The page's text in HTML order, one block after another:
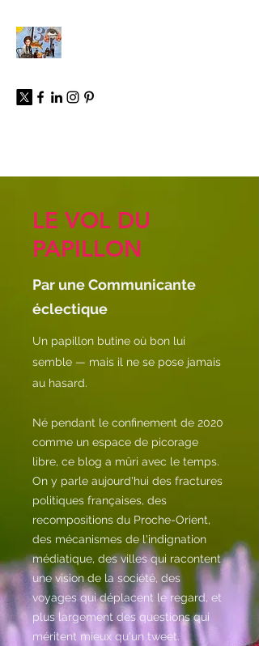
LE VOL DU
PAPILLON
Par une Communicante
éclectique
Un papillon butine où bon lui
semble — mais il ne se pose jamais
au hasard.
Né pendant le confinement de 2020
comme un espace de picorage
libre, ce blog a mûri avec le temps.
On y parle aujourd'hui des fractures
politiques françaises, des
recompositions du Proche-Orient,
des mécanismes de l'indignation
médiatique, des villes qui racontent
une vision de la société, des
voyages qui déplacent le regard, et
plus largement des questions qui
méritent mieux qu'un tweet.